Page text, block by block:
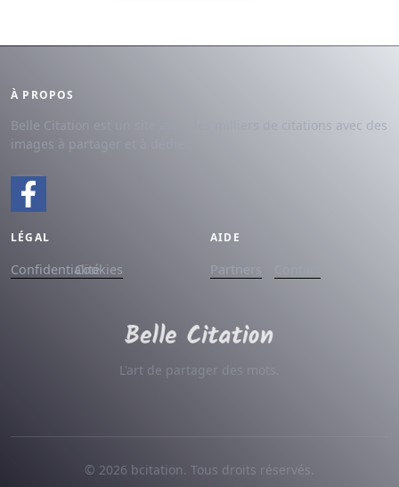
À PROPOS
Belle Citation est un site avec des milliers de citations avec des
images à partager et à dédier.
LÉGAL
ConfidentialitéCookies
AIDE
Partners
L'art de partager des mots.
© 2026 bcitation. Tous droits réservés.